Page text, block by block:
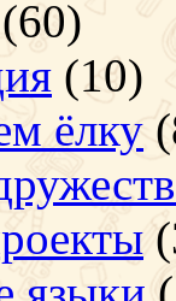
(60)
(10)
ёлку